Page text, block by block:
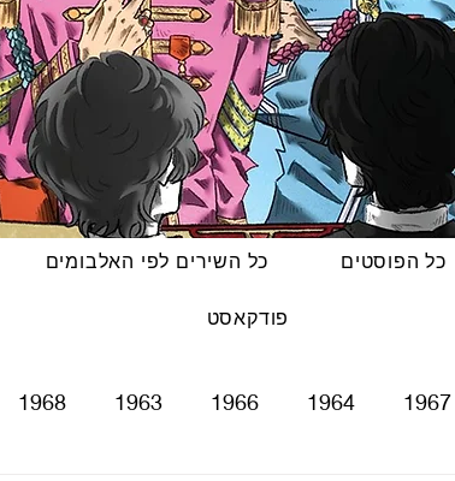
כל הפוסטים כל השירים לפי האלבומים
פודקאסט
1967
1964
1966
1963
1968